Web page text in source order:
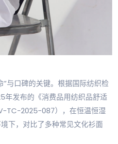
与口碑的关键。根据国际纺织检
发布的《消费品用纺织品舒适
TC-2025-087），在恒温恒湿
下，对比了多种常见文化衫面